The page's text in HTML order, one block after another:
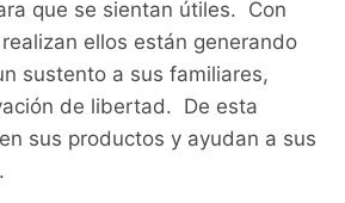
que se sientan útiles. Con
ellos están generando
sustento a sus familiares,
de libertad. De esta
sus productos y ayudan a sus